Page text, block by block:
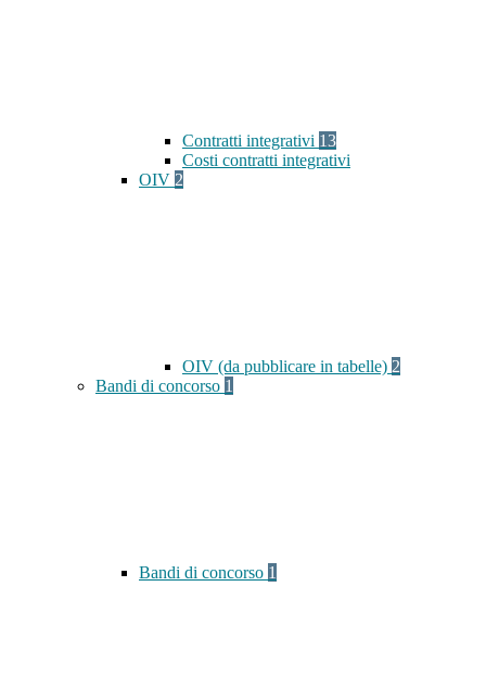
Contratti integrativi 13
Costi contratti integrativi
OIV 2
OIV (da pubblicare in tabelle) 2
Bandi di concorso 1
Bandi di concorso 1